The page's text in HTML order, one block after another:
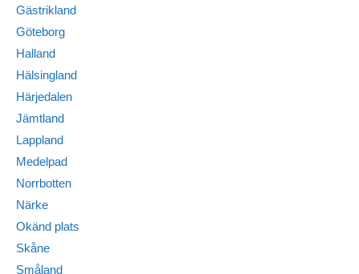
Gästrikland
Göteborg
Halland
Hälsingland
Härjedalen
Jämtland
Lappland
Medelpad
Norrbotten
Närke
Okänd plats
Skåne
Småland